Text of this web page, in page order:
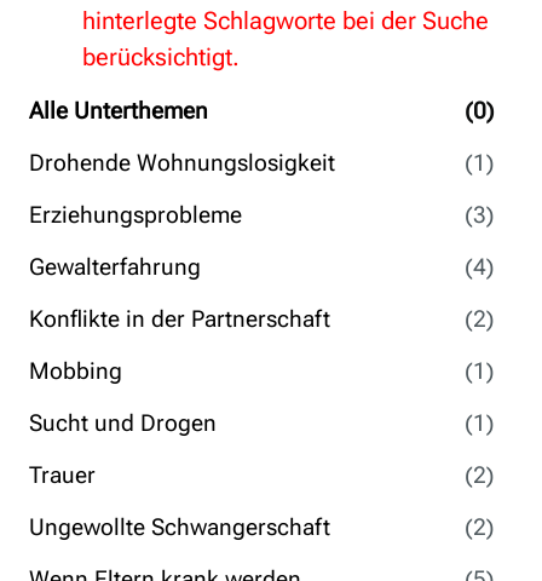
Alle Unterthemen
(0)
Drohende Wohnungslosigkeit
(1)
Erziehungsprobleme
(3)
Gewalterfahrung
(4)
Konflikte in der Partnerschaft
(2)
Mobbing
(1)
Sucht und Drogen
(1)
Trauer
(2)
Ungewollte Schwangerschaft
(2)
hinterlegte Schlagworte bei der Suche
berücksichtigt.